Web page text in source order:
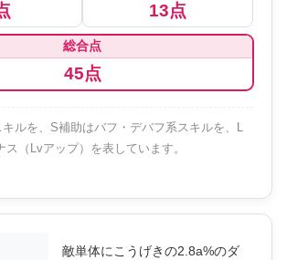
13点
総合点
45点
ルを、S補助はバフ・デバフ系スキルを、L
ス（Lvアップ）を表しています。
敵単体にこうげきの2.8a%のダ